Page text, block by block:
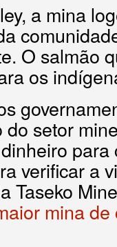
a mina
O salmão
os
setor
verificar a
Taseko
mina